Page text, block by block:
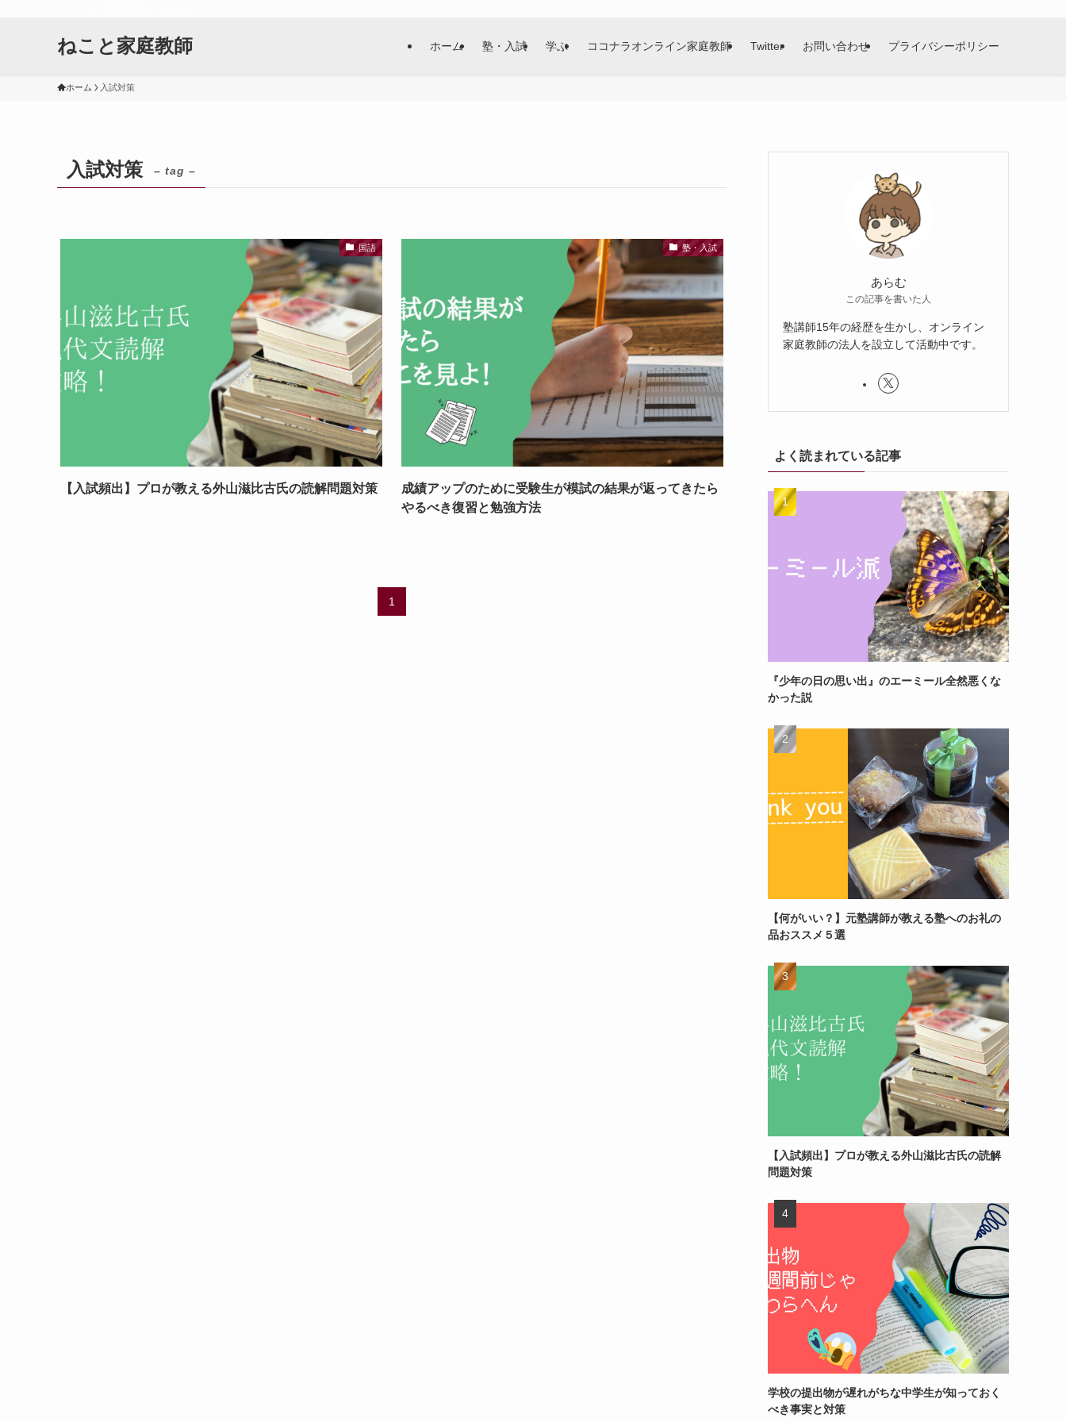
ねこと家庭教師 ホーム 塾・入試 学ぶ ココナラオンライン家庭教師 Twitter お問い合わせ プライバシーポリシー
ホーム 入試対策
入試対策 – tag –
国語
【入試頻出】プロが教える外山滋比古氏の読解問題対策
塾・入試
成績アップのために受験生が模試の結果が返ってきたら
やるべき復習と勉強方法
1
あらむ
この記事を書いた人
塾講師15年の経歴を生かし、オンライン
家庭教師の法人を設立して活動中です。
よく読まれている記事
『少年の日の思い出』のエーミール全然悪くな
かった説
【何がいい？】元塾講師が教える塾へのお礼の
品おススメ５選
【入試頻出】プロが教える外山滋比古氏の読解
問題対策
学校の提出物が遅れがちな中学生が知っておく
べき事実と対策